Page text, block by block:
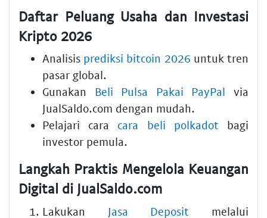
Daftar Peluang Usaha dan Investasi
Kripto 2026
Analisis prediksi bitcoin 2026 untuk tren
pasar global.
Gunakan Beli Pulsa Pakai PayPal via
JualSaldo.com dengan mudah.
Pelajari cara cara beli polkadot bagi
investor pemula.
Langkah Praktis Mengelola Keuangan
Digital di JualSaldo.com
Lakukan Jasa Deposit melalui